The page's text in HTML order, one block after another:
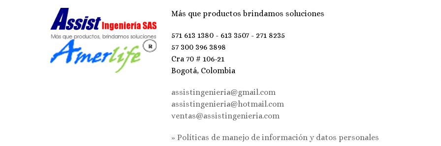
Más que productos brindamos soluciones
571 613 1380 - 613 3507 - 271 8235
57 300 396 3898
Cra 70 # 106-21
Bogotá, Colombia
assistingenieria@gmail.com
assistingenieria@hotmail.com
ventas@assistingenieria.com
» Políticas de manejo de información y datos personales